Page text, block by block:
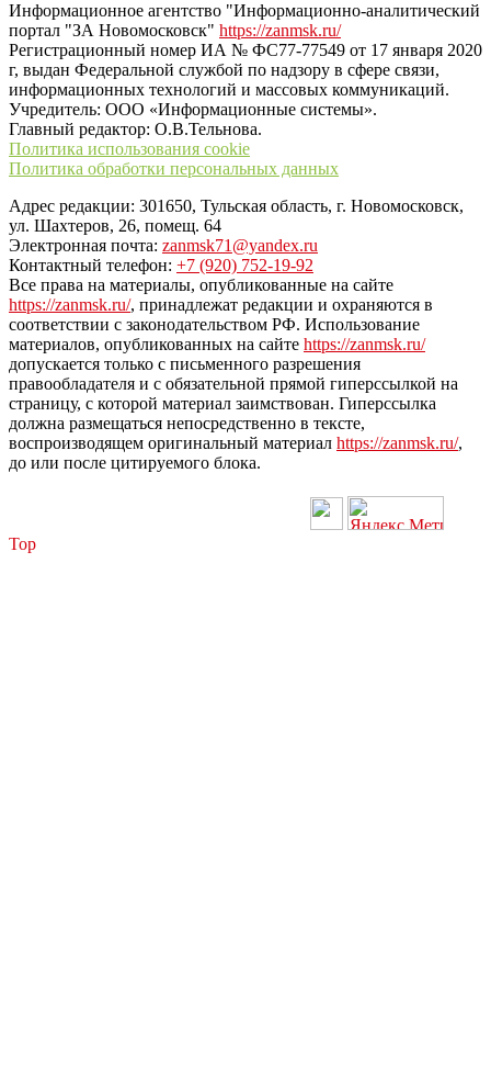
Информационное агентство "Информационно-аналитический
портал "ЗА Новомосковск" https://zanmsk.ru/
Регистрационный номер ИА № ФС77-77549 от 17 января 2020
г, выдан Федеральной службой по надзору в сфере связи,
информационных технологий и массовых коммуникаций.
Учредитель: ООО «Информационные системы».
Главный редактор: О.В.Тельнова.
Политика использования cookie
Политика обработки персональных данных
Адрес редакции: 301650, Тульская область, г. Новомосковск,
ул. Шахтеров, 26, помещ. 64
Электронная почта: zanmsk71@yandex.ru
Контактный телефон: +7 (920) 752-19-92
Все права на материалы, опубликованные на сайте
https://zanmsk.ru/, принадлежат редакции и охраняются в
соответствии с законодательством РФ. Использование
материалов, опубликованных на сайте https://zanmsk.ru/
допускается только с письменного разрешения
правообладателя и с обязательной прямой гиперссылкой на
страницу, с которой материал заимствован. Гиперссылка
должна размещаться непосредственно в тексте,
воспроизводящем оригинальный материал https://zanmsk.ru/,
до или после цитируемого блока.
Top